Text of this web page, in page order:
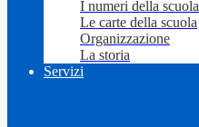
I numeri della scuola
Le carte della scuola
Organizzazione
La storia
Servizi